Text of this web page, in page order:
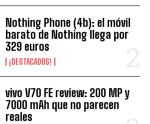
Nothing Phone (4b): el móvil
barato de Nothing llega por
329 euros
¡DESTACADOS!
vivo V70 FE review: 200 MP y
7000 mAh que no parecen
reales